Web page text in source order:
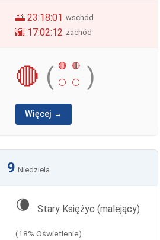
🌅 23:18:01 wschód
🌇 17:02:12 zachód
🔴 ( 🔴
🔴
⚪
⚪ )
Więcej →
9 Niedziela
🌘 Stary Księżyc (malejący)
(18% Oświetlenie)